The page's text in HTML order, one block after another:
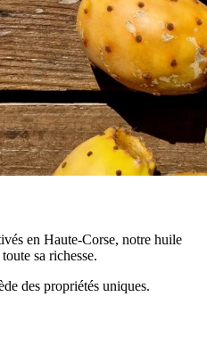
en Haute-Corse, notre huile
sa richesse.
des propriétés uniques.